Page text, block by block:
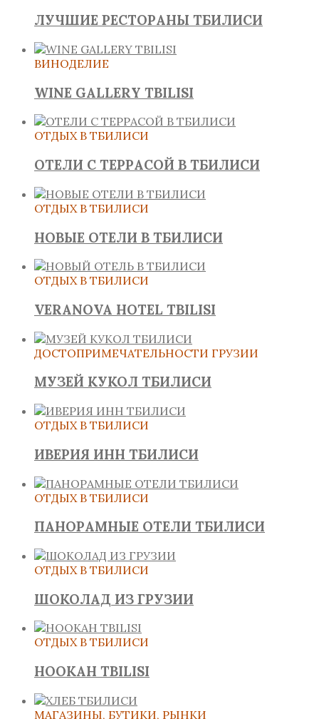
ЛУЧШИЕ РЕСТОРАНЫ ТБИЛИСИ
ВИНОДЕЛИЕ
WINE GALLERY TBILISI
ОТДЫХ В ТБИЛИСИ
ОТЕЛИ С ТЕРРАСОЙ В ТБИЛИСИ
ОТДЫХ В ТБИЛИСИ
НОВЫЕ ОТЕЛИ В ТБИЛИСИ
ОТДЫХ В ТБИЛИСИ
VERANOVA HOTEL TBILISI
ДОСТОПРИМЕЧАТЕЛЬНОСТИ ГРУЗИИ
МУЗЕЙ КУКОЛ ТБИЛИСИ
ОТДЫХ В ТБИЛИСИ
ИВЕРИЯ ИНН ТБИЛИСИ
ОТДЫХ В ТБИЛИСИ
ПАНОРАМНЫЕ ОТЕЛИ ТБИЛИСИ
ОТДЫХ В ТБИЛИСИ
ШОКОЛАД ИЗ ГРУЗИИ
ОТДЫХ В ТБИЛИСИ
HOOKAH TBILISI
МАГАЗИНЫ, БУТИКИ, РЫНКИ